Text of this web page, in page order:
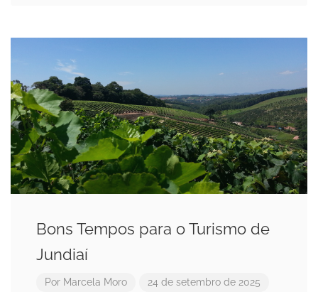
Bons Tempos para o Turismo de
Jundiaí
Por Marcela Moro 24 de setembro de 2025